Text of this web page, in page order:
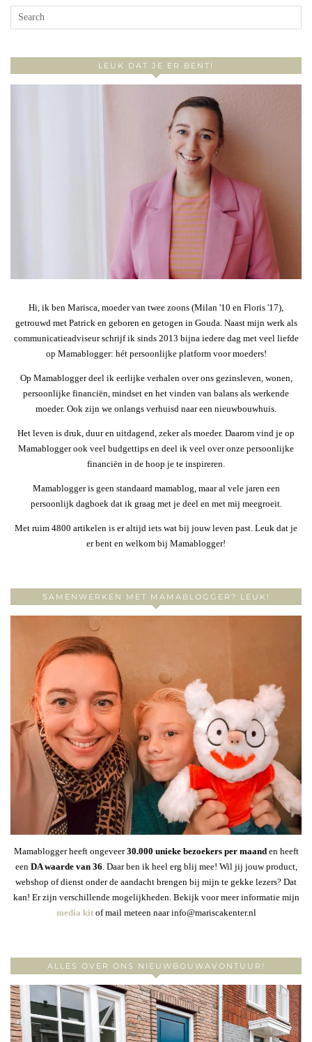
LEUK DAT JE ER BENT!
Hi, ik ben Marisca, moeder van twee zoons (Milan '10 en Floris '17),
getrouwd met Patrick en geboren en getogen in Gouda. Naast mijn werk als
communicatieadviseur schrijf ik sinds 2013 bijna iedere dag met veel liefde
op Mamablogger: hét persoonlijke platform voor moeders!
Op Mamablogger deel ik eerlijke verhalen over ons gezinsleven, wonen,
persoonlijke financiën, mindset en het vinden van balans als werkende
moeder. Ook zijn we onlangs verhuisd naar een nieuwbouwhuis.
Het leven is druk, duur en uitdagend, zeker als moeder. Daarom vind je op
Mamablogger ook veel budgettips en deel ik veel over onze persoonlijke
financiën in de hoop je te inspireren.
Mamablogger is geen standaard mamablog, maar al vele jaren een
persoonlijk dagboek dat ik graag met je deel en met mij meegroeit.
Met ruim 4800 artikelen is er altijd iets wat bij jouw leven past. Leuk dat je
er bent en welkom bij Mamablogger!
SAMENWERKEN MET MAMABLOGGER? LEUK!
Mamablogger heeft ongeveer30.000 unieke bezoekers per maanden heeft
een DA waarde van 36 . Daar ben ik heel erg blij mee! Wil jij jouw product,
webshop of dienst onder de aandacht brengen bij mijn te gekke lezers? Dat
kan! Er zijn verschillende mogelijkheden. Bekijk voor meer informatie mijn
media kitof mail meteen naar info@mariscakenter.nl
ALLES OVER ONS NIEUWBOUWAVONTUUR!